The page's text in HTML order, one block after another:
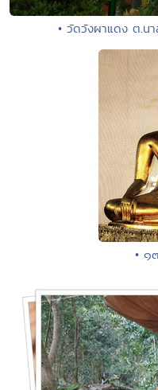
• วัดวังผาแดง ต.น
• ๑